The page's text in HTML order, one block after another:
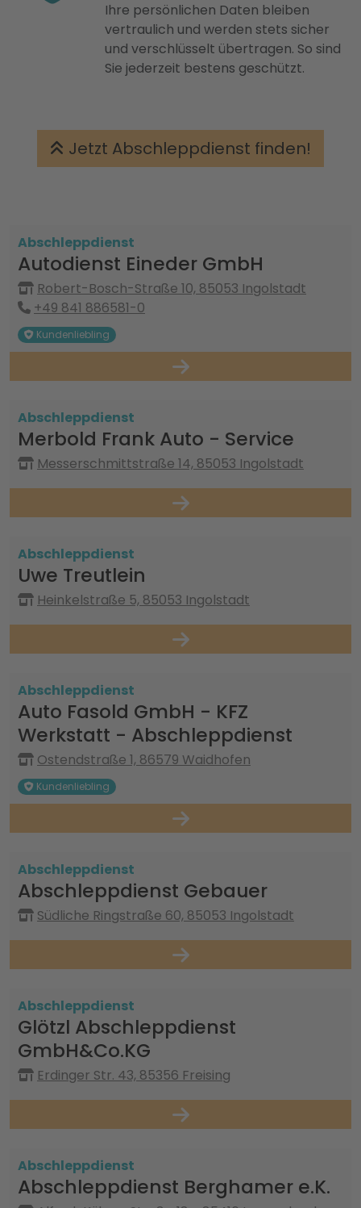
Ihre persönlichen Daten bleiben
vertraulich und werden stets sicher
und verschlüsselt übertragen. So sind
Sie jederzeit bestens geschützt.
Jetzt Abschleppdienst finden!
Abschleppdienst
Autodienst Eineder GmbH
Robert-Bosch-Straße 10, 85053 Ingolstadt
+49 841 886581-0
Kundenliebling
Abschleppdienst
Merbold Frank Auto - Service
Messerschmittstraße 14, 85053 Ingolstadt
Abschleppdienst
Uwe Treutlein
Heinkelstraße 5, 85053 Ingolstadt
Abschleppdienst
Auto Fasold GmbH - KFZ
Werkstatt - Abschleppdienst
Ostendstraße 1, 86579 Waidhofen
Kundenliebling
Abschleppdienst
Abschleppdienst Gebauer
Südliche Ringstraße 60, 85053 Ingolstadt
Abschleppdienst
Glötzl Abschleppdienst
GmbH&Co.KG
Erdinger Str. 43, 85356 Freising
Abschleppdienst
Abschleppdienst Berghamer e.K.